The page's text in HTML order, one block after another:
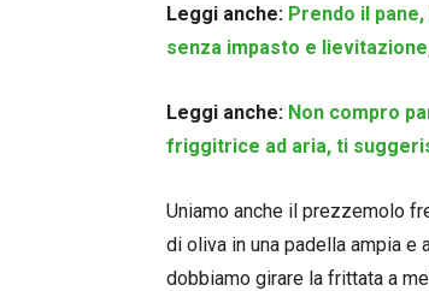
Leggi anche: Prendo il
senza impasto e
Leggi anche: Non compro
friggitrice ad aria, ti
Uniamo anche il prezzemolo
di oliva in una padella ampia e
dobbiamo girare la frittata a